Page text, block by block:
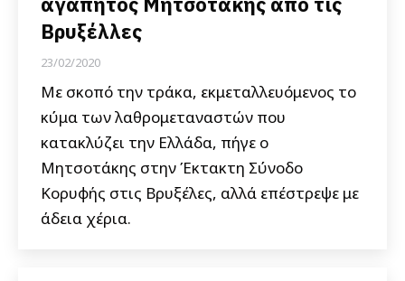
Βρυξέλλες
23/02/2020
Με σκοπό την τράκα, εκμεταλλευόμενος το
κύμα των λαθρομεταναστών που
κατακλύζει την Ελλάδα, πήγε ο
Μητσοτάκης στην Έκτακτη Σύνοδο
Κορυφής στις Βρυξέλες, αλλά επέστρεψε με
άδεια χέρια.